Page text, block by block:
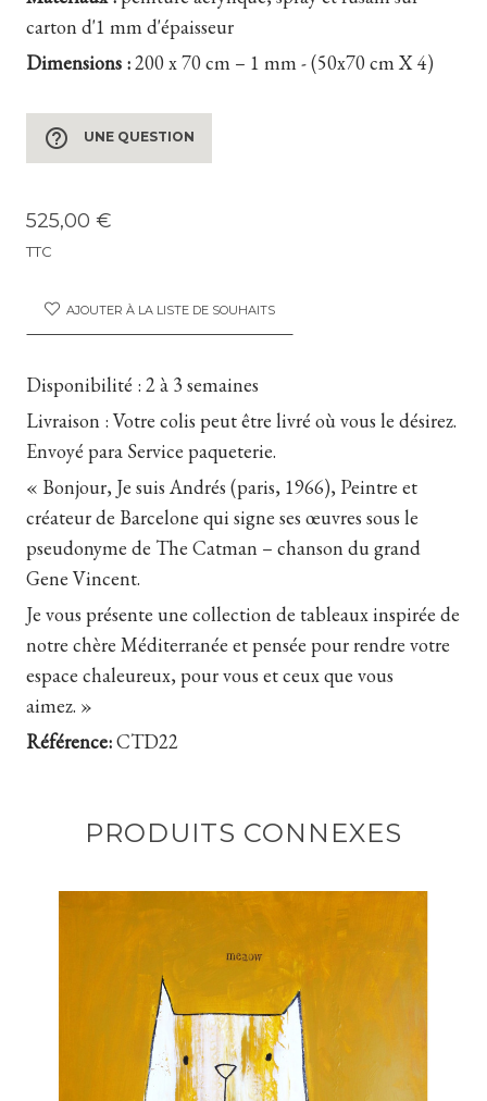
carton d'1 mm d'épaisseur
Dimensions :200 x 70 cm – 1 mm - (50x70 cm X 4)
help_outline UNE QUESTION
525,00 €
TTC
AJOUTER À LA LISTE DE SOUHAITS
Disponibilité : 2 à 3 semaines
Livraison : Votre colis peut être livré où vous le désirez.
Envoyé para Service paqueterie.
« Bonjour, Je suis Andrés (paris, 1966), Peintre et
créateur de Barcelone qui signe ses œuvres sous le
pseudonyme de The Catman – chanson du grand
Gene Vincent.
Je vous présente une collection de tableaux inspirée de
notre chère Méditerranée et pensée pour rendre votre
espace chaleureux, pour vous et ceux que vous
aimez. »
Référence:CTD22
PRODUITS CONNEXES